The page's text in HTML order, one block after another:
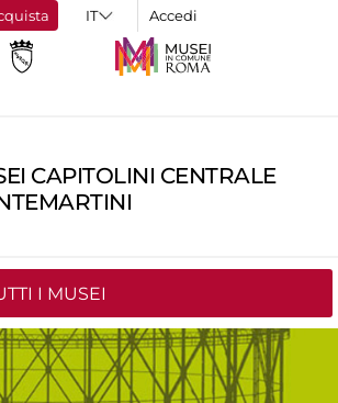
Accedi
CAPITOLINI CENTRALE
I MUSEI